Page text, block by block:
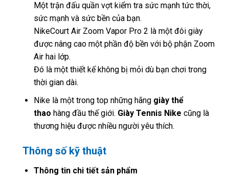
Một trận đấu quần vợt kiểm tra sức mạnh tức thời,
sức mạnh và sức bền của bạn.
NikeCourt Air Zoom Vapor Pro 2 là một đôi giày
được nâng cao một phần độ bền với bộ phận Zoom
Air hai lớp.
Đó là một thiết kế không bị mỏi dù bạn chơi trong
thời gian dài.
Nike là một trong top những hãng giày thể
thao hàng đầu thế giới. Giày Tennis Nike cũng là
thương hiệu được nhiều người yêu thích.
Thông số kỹ thuật
Thông tin chi tiết sản phẩm